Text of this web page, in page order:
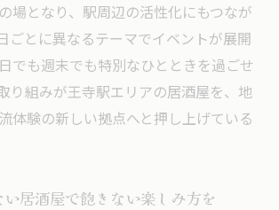
場となり、駅周辺の活性化にもつなが
ごとに異なるテーマでイベントが展開
でも週末でも特別なひとときを過ごせ
り組みが王寺駅エリアの居酒屋を、地
体験の新しい拠点へと押し上げている
居酒屋で飽きない楽しみ方を